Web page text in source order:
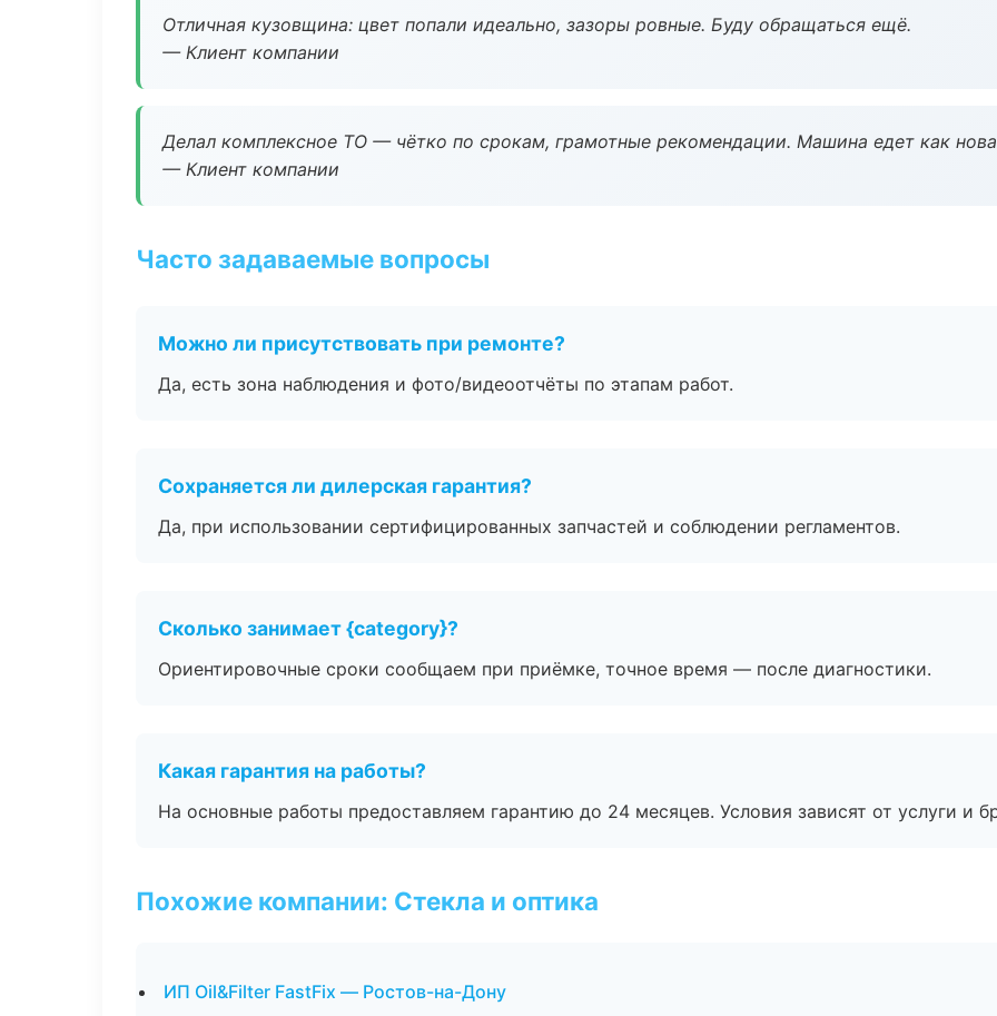
Отличная кузовщина: цвет попали идеально, зазоры ровные. Буду обращаться ещё.
— Клиент компании
Делал комплексное ТО — чётко по срокам, грамотные рекомендации. Машина едет как
— Клиент компании
Часто задаваемые вопросы
Можно ли присутствовать при ремонте?
Да, есть зона наблюдения и фото/видеоотчёты по этапам работ.
Сохраняется ли дилерская гарантия?
Да, при использовании сертифицированных запчастей и соблюдении регламентов.
Сколько занимает {category}?
Ориентировочные сроки сообщаем при приёмке, точное время — после диагностики.
Какая гарантия на работы?
На основные работы предоставляем гарантию до 24 месяцев. Условия зависят от услуги и
Похожие компании: Стекла и оптика
ИП Oil&Filter FastFix — Ростов-на-Дону